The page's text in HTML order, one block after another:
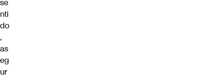
se
nti
do
,
as
eg
ur